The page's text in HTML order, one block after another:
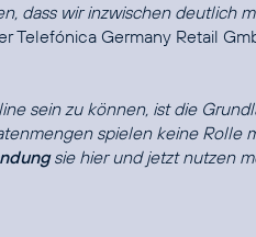
dass wir inzwischen deutlich
Telefónica Germany Retail
sein zu können, ist die
spielen keine Rolle
sie hier und jetzt nutzen